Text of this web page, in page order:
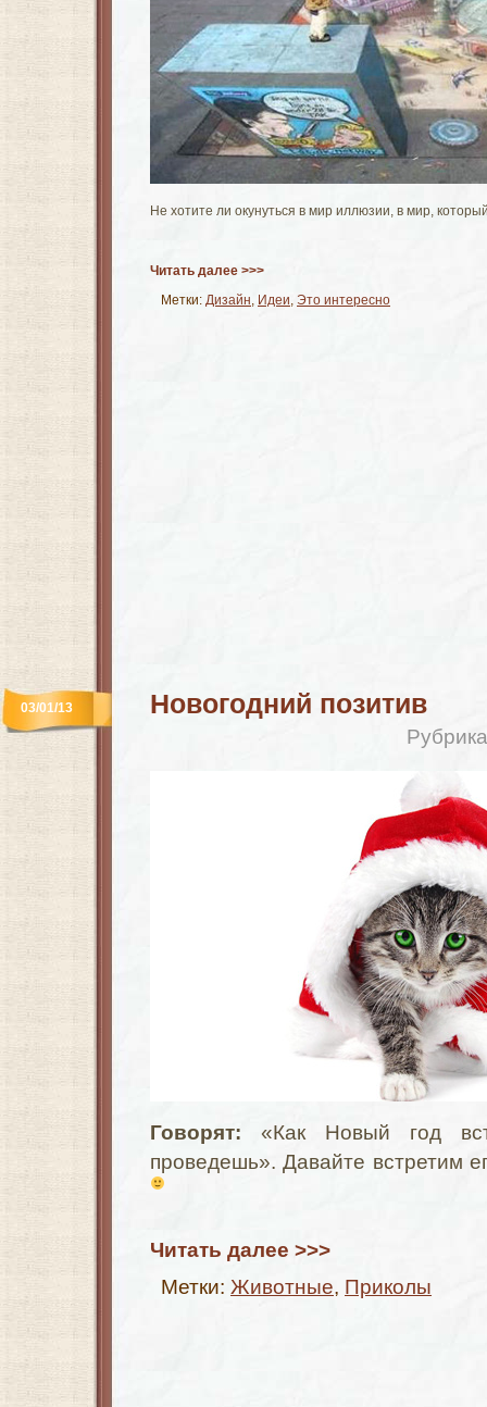
Не хотите ли окунуться в мир иллюзии, в мир,
Читать далее >>>
Метки: Дизайн, Идеи, Это интересно
Новогодний позитив
03/01/13
Говорят: «Как Новый год
проведешь». Давайте встретим
Читать далее >>>
Метки: Животные, Приколы